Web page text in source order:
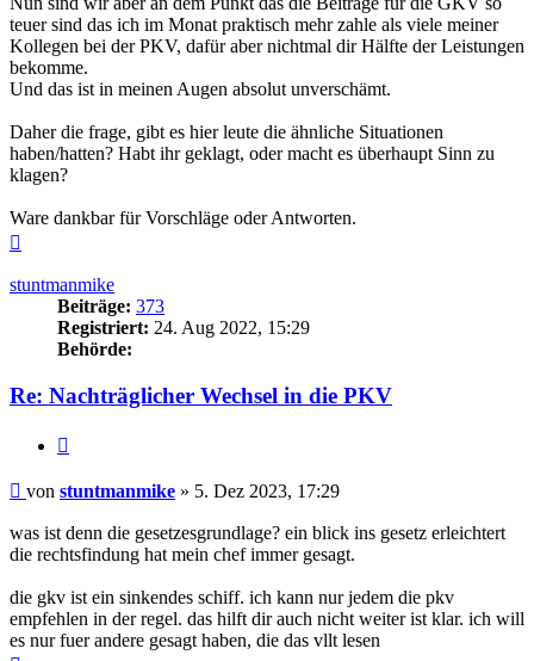
teuer sind das ich im Monat praktisch mehr zahle als viele meiner
Kollegen bei der PKV, dafür aber nichtmal dir Hälfte der Leistungen
bekomme.
Und das ist in meinen Augen absolut unverschämt.
Daher die frage, gibt es hier leute die ähnliche Situationen
haben/hatten? Habt ihr geklagt, oder macht es überhaupt Sinn zu
klagen?
Ware dankbar für Vorschläge oder Antworten.
stuntmanmike
Beiträge: 373
Registriert: 24. Aug 2022, 15:29
Behörde:
Re: Nachträglicher Wechsel in die PKV
Beitrag
von stuntmanmike » 5. Dez 2023, 17:29
was ist denn die gesetzesgrundlage? ein blick ins gesetz erleichtert
die rechtsfindung hat mein chef immer gesagt.
die gkv ist ein sinkendes schiff. ich kann nur jedem die pkv
empfehlen in der regel. das hilft dir auch nicht weiter ist klar. ich will
es nur fuer andere gesagt haben, die das vllt lesen